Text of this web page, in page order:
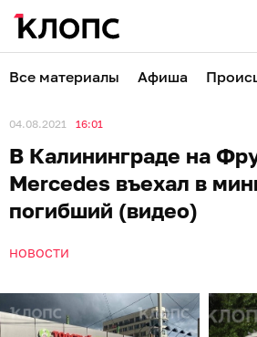
Все материалы Афиша
04.08.2021 16:01
В Калининграде на
Mercedes въехал в
погибший (видео)
НОВОСТИ